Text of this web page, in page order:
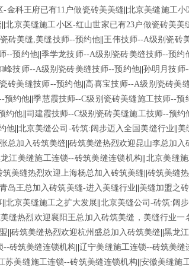
-金科王府已有11户做瓷砖美美缝 ||北京美缝施工小
||北京美缝施工小区-红山世家已有23户做瓷砖美美
砖美缝,美缝技师--预约他 王伟技师--A级别瓷砖
--预约他|| 季学龙技师--A级别瓷砖美缝技师--预约
峰技师--A级别瓷砖美缝技师--预约他|| 孙明月技师
砖美缝技师--预约他|| 高喜宝技师--A级别瓷砖美
预约他 ||季慧霞技师--C级别瓷砖美缝施工技师--预
约他 司建霞技师--C级别瓷砖美缝施工技师--预约
他|| 北京美缝公司-砖筑:阔步迈入全国美缝行业 美
总加入砖筑美缝 砖筑美缝热烈欢迎昆山李总加入
江美缝施工连锁--砖筑美缝连锁机构 北京美缝
筑美缝热烈欢迎上海杨总加入砖筑美缝 ||砖筑美缝
岛王总加入砖筑美缝-进入美缝行业 美缝加盟之
||北京美缝施工之扩大发展 ||北京美缝公司-砖筑:阔
缝热烈欢迎襄阳王总加入砖筑美缝，美缝行业一
砖筑美缝热烈欢迎杭州盛总加入砖筑美缝 ||黑龙
--砖筑美缝连锁机构 ||辽宁美缝施工连锁--砖筑美缝
苏美缝施工连锁--砖筑美缝连锁机构 安徽美缝施